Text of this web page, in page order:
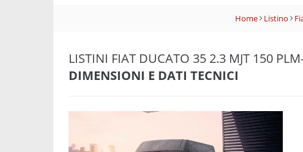
Home Listino
LISTINI FIAT DUCATO 35 2.3 MJT 150
DIMENSIONI E DATI TECNICI